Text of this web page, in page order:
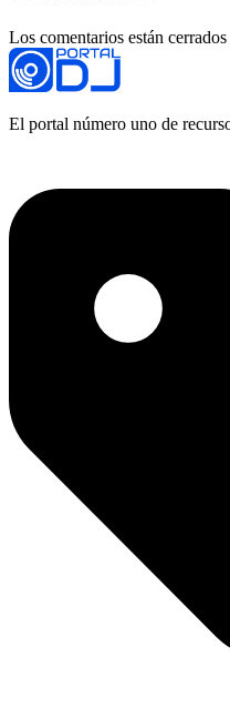
Los comentarios están cerrados
El portal número uno de